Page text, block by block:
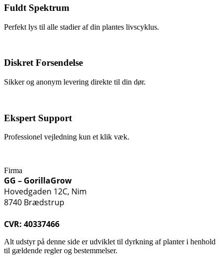
Fuldt Spektrum
Perfekt lys til alle stadier af din plantes livscyklus.
Diskret Forsendelse
Sikker og anonym levering direkte til din dør.
Ekspert Support
Professionel vejledning kun et klik væk.
Firma
GG – GorillaGrow
Hovedgaden 12C, Nim
8740 Brædstrup
CVR: 40337466
Alt udstyr på denne side er udviklet til dyrkning af planter i henhold
til gældende regler og bestemmelser.